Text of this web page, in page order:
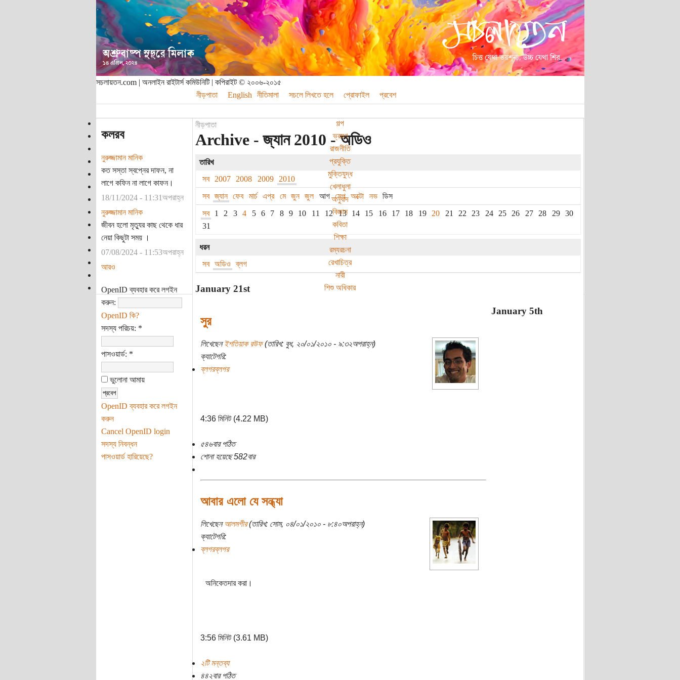
সচলায়তন.com | অনলাইন রাইটার্স কমিউনিটি | কপিরাইট © ২০০৬-২০১৫
নীড়পাতা
English নীতিমালা সচলে লিখতে হলে প্রোফাইল প্রবেশ
গল্প
ভ্রমণ
রাজনীতি
প্রযুক্তি
মুক্তিযুদ্ধ
খেলাধুলা
অনুবাদ
বিজ্ঞান
কবিতা
শিক্ষা
রম্যরচনা
রেখাচিত্র
নারী
শিশু অধিকার
কলরব
নুরুজ্জামান মানিক
কত সস্তা স্বপ্নের দাফন, না
লাগে কফিন না লাগে কাফন।
18/11/2024 - 11:31অপরাহ্ন
নুরুজ্জামান মানিক
জীবন হলো মৃত্যুর কাছ থেকে ধার
নেয়া কিছুটা সময় ।
07/08/2024 - 11:53অপরাহ্ন
আরও
OpenID ব্যবহার করে লগইন
করুন:
OpenID কি?
সদস্য পরিচয়: *
পাসওয়ার্ড: *
ভুলোনা আমায়
OpenID ব্যবহার করে লগইন
করুন
Cancel OpenID login
সদস্য নিবন্ধন
পাসওয়ার্ড হারিয়েছে?
নীড়পাতা
Archive - জ্যান 2010 - অডিও
তারিখ
সব
2007 2008 2009
2010
সব
জ্যান ফেব মার্চ এপ্র মে জুন জুল আগ সেপ অক্টো নভ
ডিস
সব
1 2 3 4 5 6 7 8 9 10 11 12 13 14 15 16 17 18 19 20 21 22 23 24 25 26 27 28 29
30
31
ধরন
সব
অডিও ব্লগ
January 21st
সুর
লিখেছেনইশতিয়াক রউফ(তারিখ: বুধ, ২০/০১/২০১০ - ৯:৩২অপরাহ্ন)
ক্যাটেগরি:
ব্লগরব্লগর
4:36 মিনিট (4.22 MB)
৫৪৬বার পঠিত
শোনা হয়েছে 582বার
January 5th
আবার এলো যে সন্ধ্যা
লিখেছেনআলমগীর(তারিখ: সোম, ০৪/০১/২০১০ - ৮:৪০অপরাহ্ন)
ক্যাটেগরি:
ব্লগরব্লগর
অনিকেতদার করা।
3:56 মিনিট (3.61 MB)
২টি মন্তব্য
৪৪২বার পঠিত